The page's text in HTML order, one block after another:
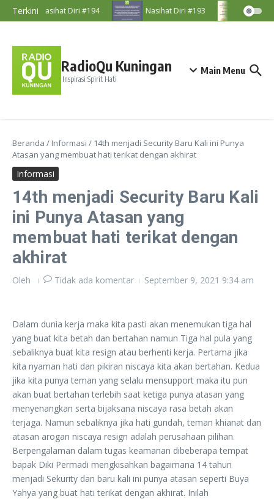
Lewati ke konten
TerkiniNasihat Diri #194 Nasihat Diri #193
RadioQu Kuningan
Inspirasi Spirit Hati
Main Menu
Beranda / Informasi / 14th menjadi Security Baru Kali ini Punya
Atasan yang membuat hati terikat dengan akhirat
Informasi
14th menjadi Security Baru Kali
ini Punya Atasan yang
membuat hati terikat dengan
akhirat
Oleh Tidak ada komentar September 9, 2021 9:34 am
Dalam dunia kerja maka kita pasti akan menemukan tiga hal
yang buat kita betah dan bertahan namun Tiga hal pula yang
sebaliknya buat kita resign atau berhenti kerja. Pertama jika
kita nyaman hati dan pikiran niscaya kita akan bertahan. Kedua
jika kita punya teman yang selalu mensupport maka itu pun
akan buat bertahan terlebih saat ketiga punya atasan yang
menyenangkan serta bijaksana niscaya rasa betah akan
terjaga. Namun sebaliknya jika hati gundah, teman khianat dan
atasan arogan niscaya resign adalah perusahaan pilihan.
Berpengalaman dalam tugas keamanan dibeberapa tempat
bapak Diki Permadi mengkisahkan bagaimana 14 tahun
menjadi Sekurity dan baru kali ini punya atasan seperti Buya
Yahya yang buat hati terikat dengan akhirat. Inilah